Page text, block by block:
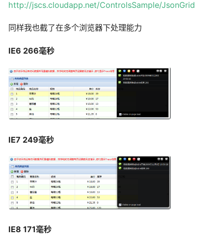
http://jscs.cloudapp.net/ControlsSample/JsonGrid
同样我也截了在多个浏览器下处理能力
IE6 266毫秒
IE7 249毫秒
IE8 171毫秒